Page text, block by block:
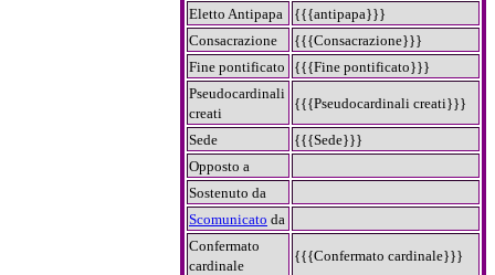
Eletto Antipapa
{{{antipapa}}}
Consacrazione
{{{Consacrazione}}}
Fine pontificato
{{{Fine pontificato}}}
Pseudocardinali
creati
{{{Pseudocardinali creati}}}
Sede
{{{Sede}}}
Opposto a
Sostenuto da
Scomunicato da
Confermato
cardinale
{{{Confermato cardinale}}}